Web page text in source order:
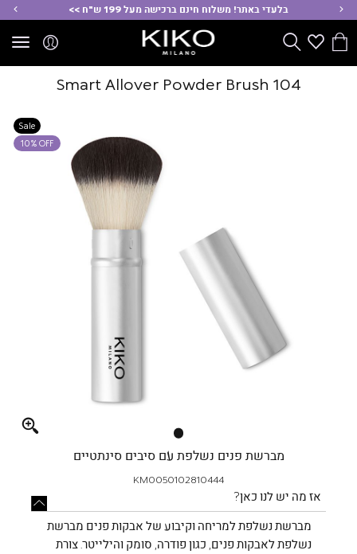
בלעדי באתר! משלוח חינם ברכישה מעל 199 ש"ח >>
הסל
Wishlistחפש
Full
Sale
10% OFF
Smart Allover Powder Brush 104
מברשת פנים נשלפת עם סיבים סינתטיים
KM0050102810444
אז מה יש לנו כאן?
מברשת נשלפת למריחה וקיבוע של אבקות פנים מברשת
נשלפת לאבקות פנים, כגון פודרה, סומק והילייטר. צורת